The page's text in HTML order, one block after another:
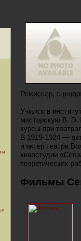
Режиссер,
Учился в
мастерскую В. Э.
курсы при
В 1919-1924 —
и актер театра
киностудии
теоретических
Фильмы